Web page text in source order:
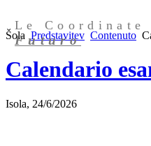
Le
Futuro
Šola Predstavitev Contenuto
Calendario
Isola, 24/6/2026